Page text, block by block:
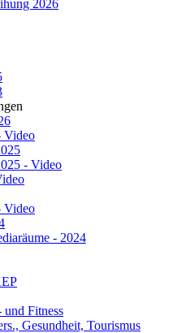
2026
Video
- Video
Video
- 2024
und Fitness
Gesundheit, Tourismus